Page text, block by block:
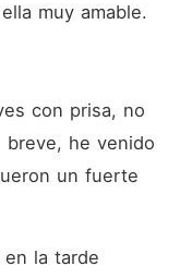
muy amable.
con prisa, no
he venido
un fuerte
la tarde